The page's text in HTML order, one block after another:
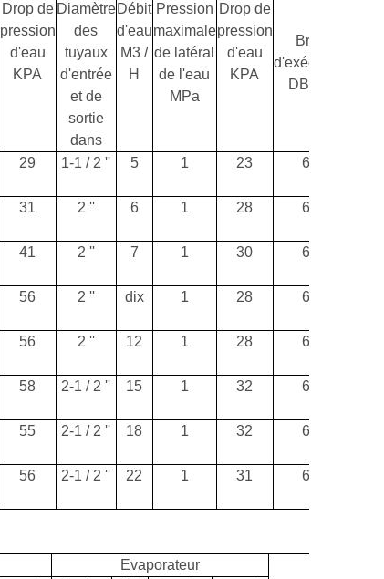
Bruit
d'exécution
DB (A)
Drop de
pression
d'eau
KPA
Diamètre
des
tuyaux
d'entrée
et de
sortie
dans
Débit
d'eau
M3 /
H
Pression
maximale
de latéral
de l'eau
MPa
Drop de
pression
d'eau
KPA
29 1-1 / 2 '' 5 1 23 60
31 2 '' 6 1 28 61
41 2 '' 7 1 30 62
56 2 '' dix 1 28 63
56 2 '' 12 1 28 64
58 2-1 / 2 '' 15 1 32 65
55 2-1 / 2 '' 18 1 32 66
56 2-1 / 2 '' 22 1 31 67
Evaporateur